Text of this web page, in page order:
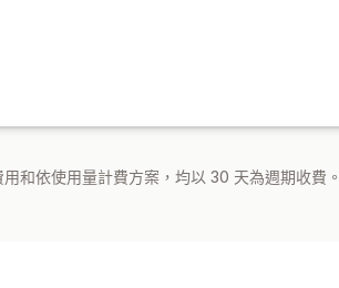
和依使用量計費方案，均以 30 天為週期收費。